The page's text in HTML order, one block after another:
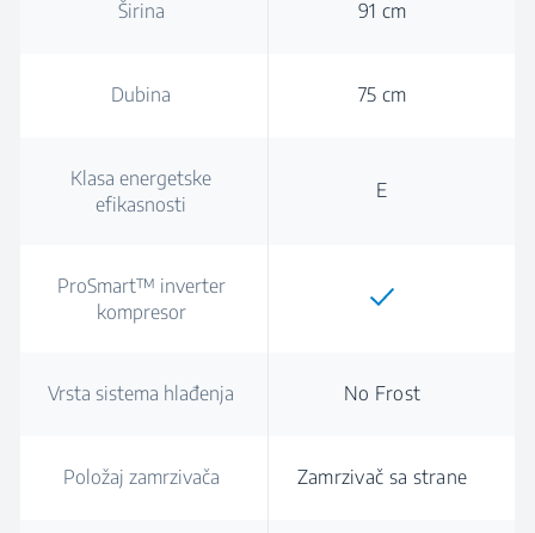
Širina 91 cm
Dubina 75 cm
Klasa energetske
efikasnosti
E
ProSmart™ inverter
kompresor
Vrsta sistema hlađenja No Frost
Položaj zamrzivača Zamrzivač sa strane